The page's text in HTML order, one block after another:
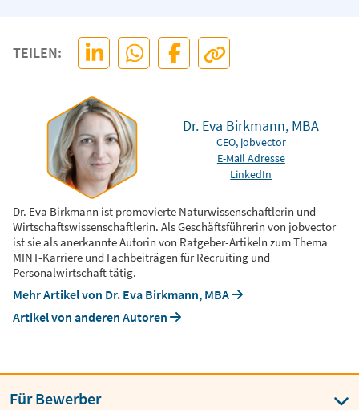
TEILEN:
Dr. Eva Birkmann, MBA
CEO, jobvector
E-Mail Adresse
LinkedIn
Dr. Eva Birkmann ist promovierte Naturwissenschaftlerin und
Wirtschaftswissenschaftlerin. Als Geschäftsführerin von jobvector
ist sie als anerkannte Autorin von Ratgeber-Artikeln zum Thema
MINT-Karriere und Fachbeiträgen für Recruiting und
Personalwirtschaft tätig.
Mehr Artikel von Dr. Eva Birkmann, MBA
Artikel von anderen Autoren
Für Bewerber